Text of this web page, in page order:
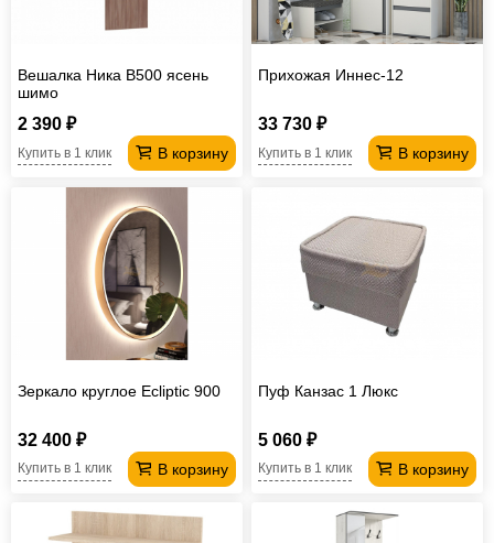
Вешалка Ника В500 ясень
шимо
2 390 ₽
В корзину
Купить в 1 клик
Прихожая Иннес-12
33 730 ₽
В корзину
Купить в 1 клик
Зеркало круглое Ecliptic 900
32 400 ₽
В корзину
Купить в 1 клик
Пуф Канзас 1 Люкс
5 060 ₽
В корзину
Купить в 1 клик